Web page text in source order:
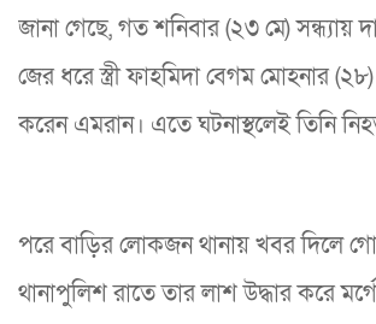
জানা গেছে, গত শনিবার (২৩ মে) সন্ধ্যায়
জের ধরে স্ত্রী ফাহমিদা বেগম মোহনার
করেন এমরান। এতে ঘটনাস্থলেই তিনি
পরে বাড়ির লোকজন থানায় খবর দিলে
থানাপুলিশ রাতে তার লাশ উদ্ধার করে